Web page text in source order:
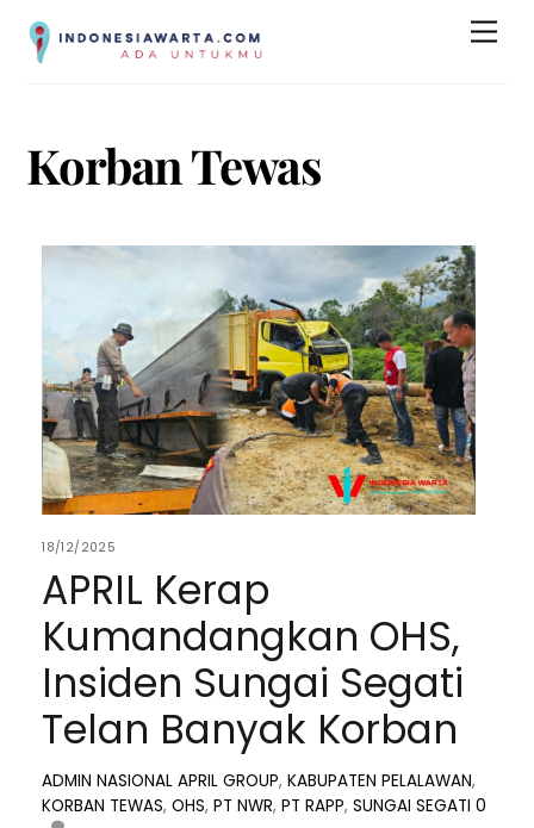
Korban Tewas
18/12/2025
APRIL Kerap
Kumandangkan OHS,
Insiden Sungai Segati
Telan Banyak Korban
ADMIN NASIONAL APRIL GROUP,KABUPATEN PELALAWAN,
KORBAN TEWAS,OHS,PT NWR,PT RAPP,SUNGAI SEGATI 0